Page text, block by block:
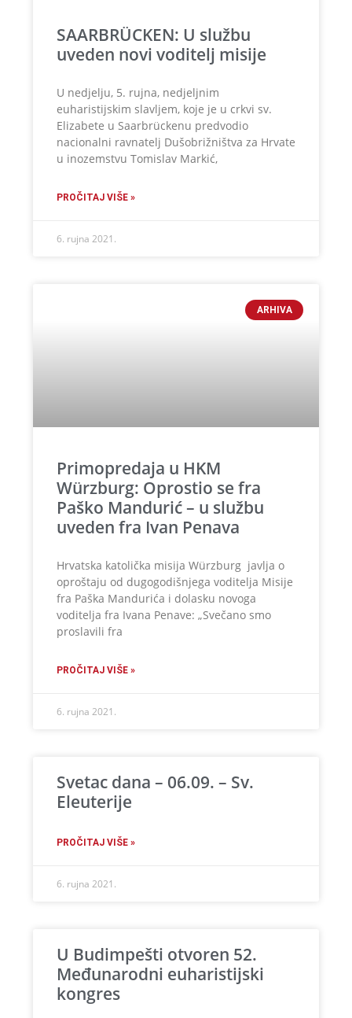
SAARBRÜCKEN: U službu
uveden novi voditelj misije
U nedjelju, 5. rujna, nedjeljnim
euharistijskim slavljem, koje je u crkvi sv.
Elizabete u Saarbrückenu predvodio
nacionalni ravnatelj Dušobrižništva za Hrvate
u inozemstvu Tomislav Markić,
PROČITAJ VIŠE »
6. rujna 2021.
ARHIVA
Primopredaja u HKM
Würzburg: Oprostio se fra
Paško Mandurić – u službu
uveden fra Ivan Penava
Hrvatska katolička misija Würzburg javlja o
oproštaju od dugogodišnjega voditelja Misije
fra Paška Mandurića i dolasku novoga
voditelja fra Ivana Penave: „Svečano smo
proslavili fra
PROČITAJ VIŠE »
6. rujna 2021.
Svetac dana – 06.09. – Sv.
Eleuterije
PROČITAJ VIŠE »
6. rujna 2021.
U Budimpešti otvoren 52.
Međunarodni euharistijski
kongres